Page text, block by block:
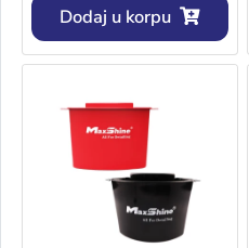
Dodaj u korpu